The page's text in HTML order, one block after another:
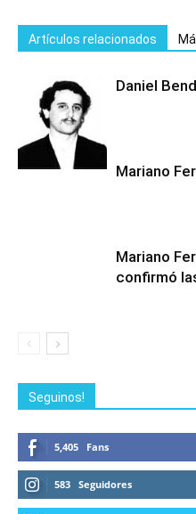
Artículos relacionados
Daniel
Mariano
Mariano
confirmó
Seguinos!
5,405 Fans
583 Seguidores